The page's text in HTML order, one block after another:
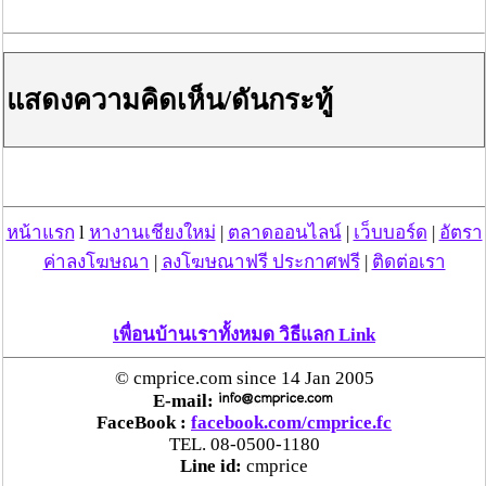
โครงการรถไฟฟ้ารางเบาเชียงใหม่ (Chiang Mai Public
ใช้ทางใต้ดิน
1. สายสีแดง ระยะทางประมาณ 12 กม.
2. สายสีเขียว ระยะทางประมาณ 11 กม.
3. สายสีน้ำเงิน ระยะทาง 12 กม.
แสดงความคิดเห็น/ดันกระทู้
หน้าแรก l หางานเชียงใหม่ | ตลาดออนไลน์| เว็บบอร์ด | อัตรา
ค่าลงโฆษณา | ลงโฆษณาฟรี ประกาศฟรี| ติดต่อเรา
เพื่อนบ้านเราทั้งหมด วิธีแลก Link
© cmprice.com since 14 Jan 2005
E-mail:
FaceBook : facebook.com/cmprice.fc
TEL. 08-0500-1180
Line id: cmprice